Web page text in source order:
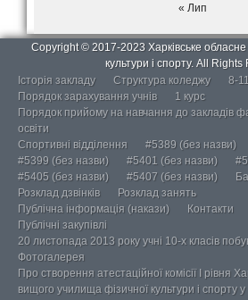
« Лип
Copyright © 2017-2023 Харківське
культури і спорту. All
Історія закладу
Структура коледжу
8-
Порядок зарахування учнів
1 курс
Порядок прийому на навчання до закладів
освіти
Спортивні відділення
#5389 (без назви)
#5399 (без назви)
#5401 (без назви)
#5405 (без назви)
#5407 (без назви)
Розклад дзвінків
Розклад занять
Публічна інформація (накази)
Контакти
Публічні закупівлі
20 листопада 2013 року учні 10-х класів
Фотогалерея
Про створення атестаційної комісії І рівня
вищого училища фізичної культури і спорту